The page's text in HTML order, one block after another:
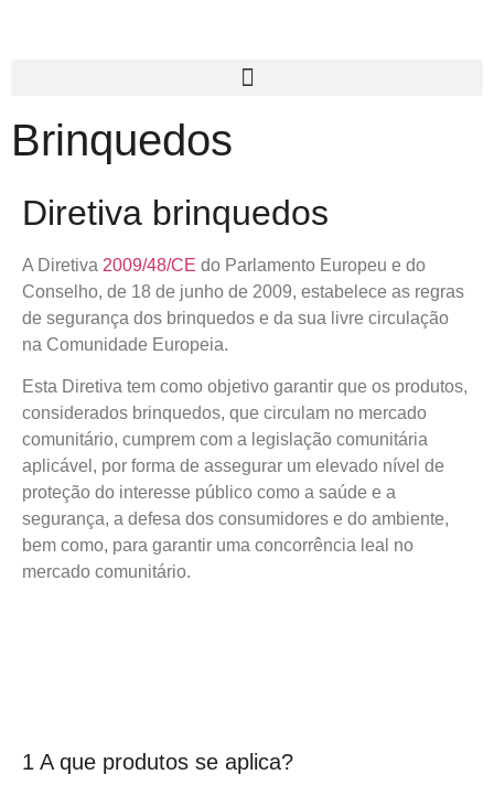
Brinquedos
Diretiva brinquedos
A Diretiva 2009/48/CE do Parlamento Europeu e do
Conselho, de 18 de junho de 2009, estabelece as regras
de segurança dos brinquedos e da sua livre circulação
na Comunidade Europeia.
Esta Diretiva tem como objetivo garantir que os produtos,
considerados brinquedos, que circulam no mercado
comunitário, cumprem com a legislação comunitária
aplicável, por forma de assegurar um elevado nível de
proteção do interesse público como a saúde e a
segurança, a defesa dos consumidores e do ambiente,
bem como, para garantir uma concorrência leal no
mercado comunitário.
1 A que produtos se aplica?